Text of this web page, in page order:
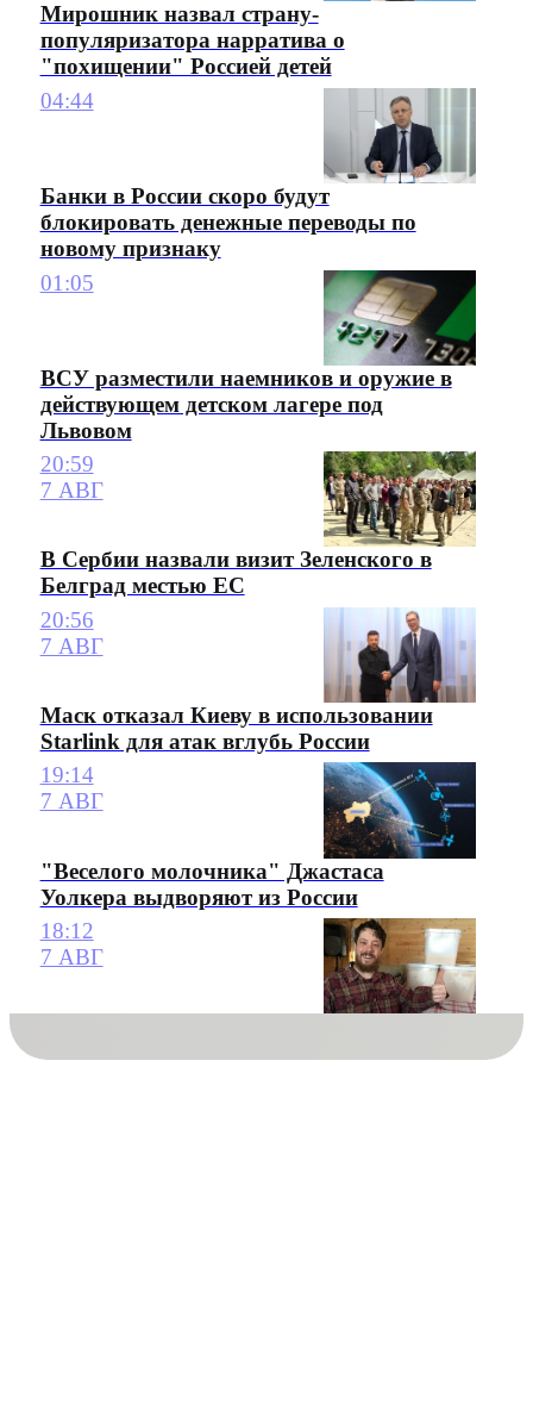
Мирошник назвал страну-
популяризатора нарратива о
"похищении" Россией детей
04:44
Банки в России скоро будут
блокировать денежные переводы по
новому признаку
01:05
ВСУ разместили наемников и оружие в
действующем детском лагере под
Львовом
20:59
7 АВГ
В Сербии назвали визит Зеленского в
Белград местью ЕС
20:56
7 АВГ
Маск отказал Киеву в использовании
Starlink для атак вглубь России
19:14
7 АВГ
"Веселого молочника" Джастаса
Уолкера выдворяют из России
18:12
7 АВГ